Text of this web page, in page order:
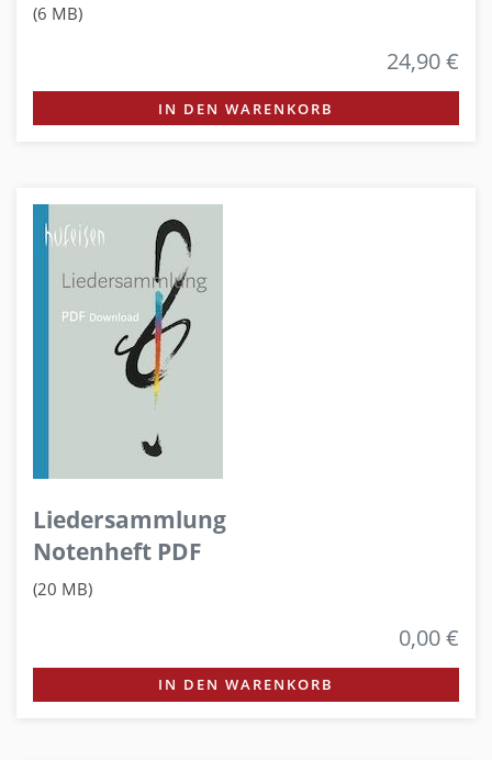
(6 MB)
24,90 €
IN DEN WARENKORB
Liedersammlung
Notenheft PDF
(20 MB)
0,00 €
IN DEN WARENKORB